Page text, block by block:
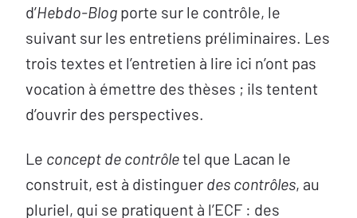
d’Hebdo-Blog porte sur le contrôle, le
suivant sur les entretiens préliminaires. Les
trois textes et l’entretien à lire ici n’ont pas
vocation à émettre des thèses ; ils tentent
d’ouvrir des perspectives.
Le concept de contrôletel que Lacan le
construit, est à distinguer des contrôles, au
pluriel, qui se pratiquent à l’ECF : des